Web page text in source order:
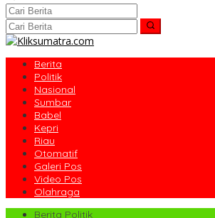
Berita
Politik
Nasional
Sumbar
Babel
Kepri
Riau
Otomatif
Galeri Pos
Video Pos
Olahraga
Berita Politik